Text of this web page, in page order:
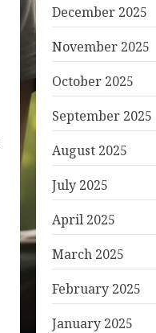
December 2025
November 2025
October 2025
September 2025
August 2025
July 2025
April 2025
March 2025
February 2025
January 2025